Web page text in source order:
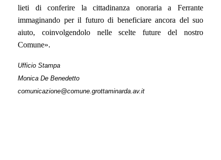
lieti di conferire la cittadinanza onoraria a Ferrante
immaginando per il futuro di beneficiare ancora del suo
aiuto, coinvolgendolo nelle scelte future del nostro
Comune».
Ufficio Stampa
Monica De Benedetto
comunicazione@comune.grottaminarda.av.it